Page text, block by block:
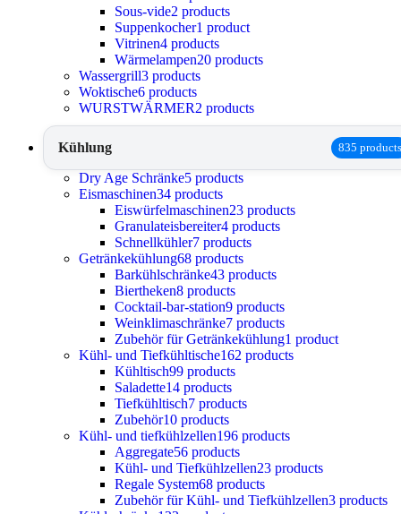
Sous-vide2 products
Suppenkocher1 product
Vitrinen4 products
Wärmelampen20 products
Wassergrill3 products
Woktische6 products
WURSTWÄRMER2 products
Kühlung 835 products
Dry Age Schränke5 products
Eismaschinen34 products
Eiswürfelmaschinen23 products
Granulateisbereiter4 products
Schnellkühler7 products
Getränkekühlung68 products
Barkühlschränke43 products
Biertheken8 products
Cocktail-bar-station9 products
Weinklimaschränke7 products
Zubehör für Getränkekühlung1 product
Kühl- und Tiefkühltische162 products
Kühltisch99 products
Saladette14 products
Tiefkühltisch7 products
Zubehör10 products
Kühl- und tiefkühlzellen196 products
Aggregate56 products
Kühl- und Tiefkühlzellen23 products
Regale System68 products
Zubehör für Kühl- und Tiefkühlzellen3 products